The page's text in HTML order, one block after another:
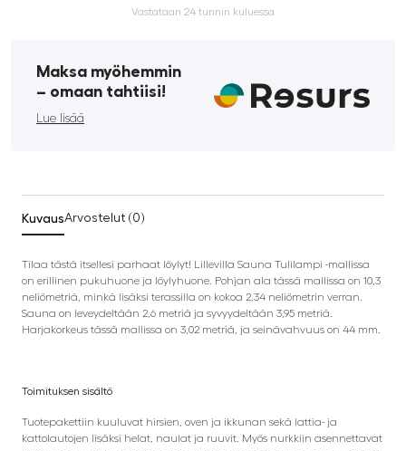
Vastataan 24 tunnin kuluessa
Maksa myöhemmin
­– omaan tahtiisi!
Lue lisää
KuvausArvostelut (0)
Tilaa tästä itsellesi parhaat löylyt! Lillevilla Sauna Tulilampi -mallissa
on erillinen pukuhuone ja löylyhuone. Pohjan ala tässä mallissa on 10,3
neliömetriä, minkä lisäksi terassilla on kokoa 2,34 neliömetrin verran.
Sauna on leveydeltään 2,6 metriä ja syvyydeltään 3,95 metriä.
Harjakorkeus tässä mallissa on 3,02 metriä, ja seinävahvuus on 44 mm.
Toimituksen sisältö
Tuotepakettiin kuuluvat hirsien, oven ja ikkunan sekä lattia- ja
kattolautojen lisäksi helat, naulat ja ruuvit. Myös nurkkiin asennettavat